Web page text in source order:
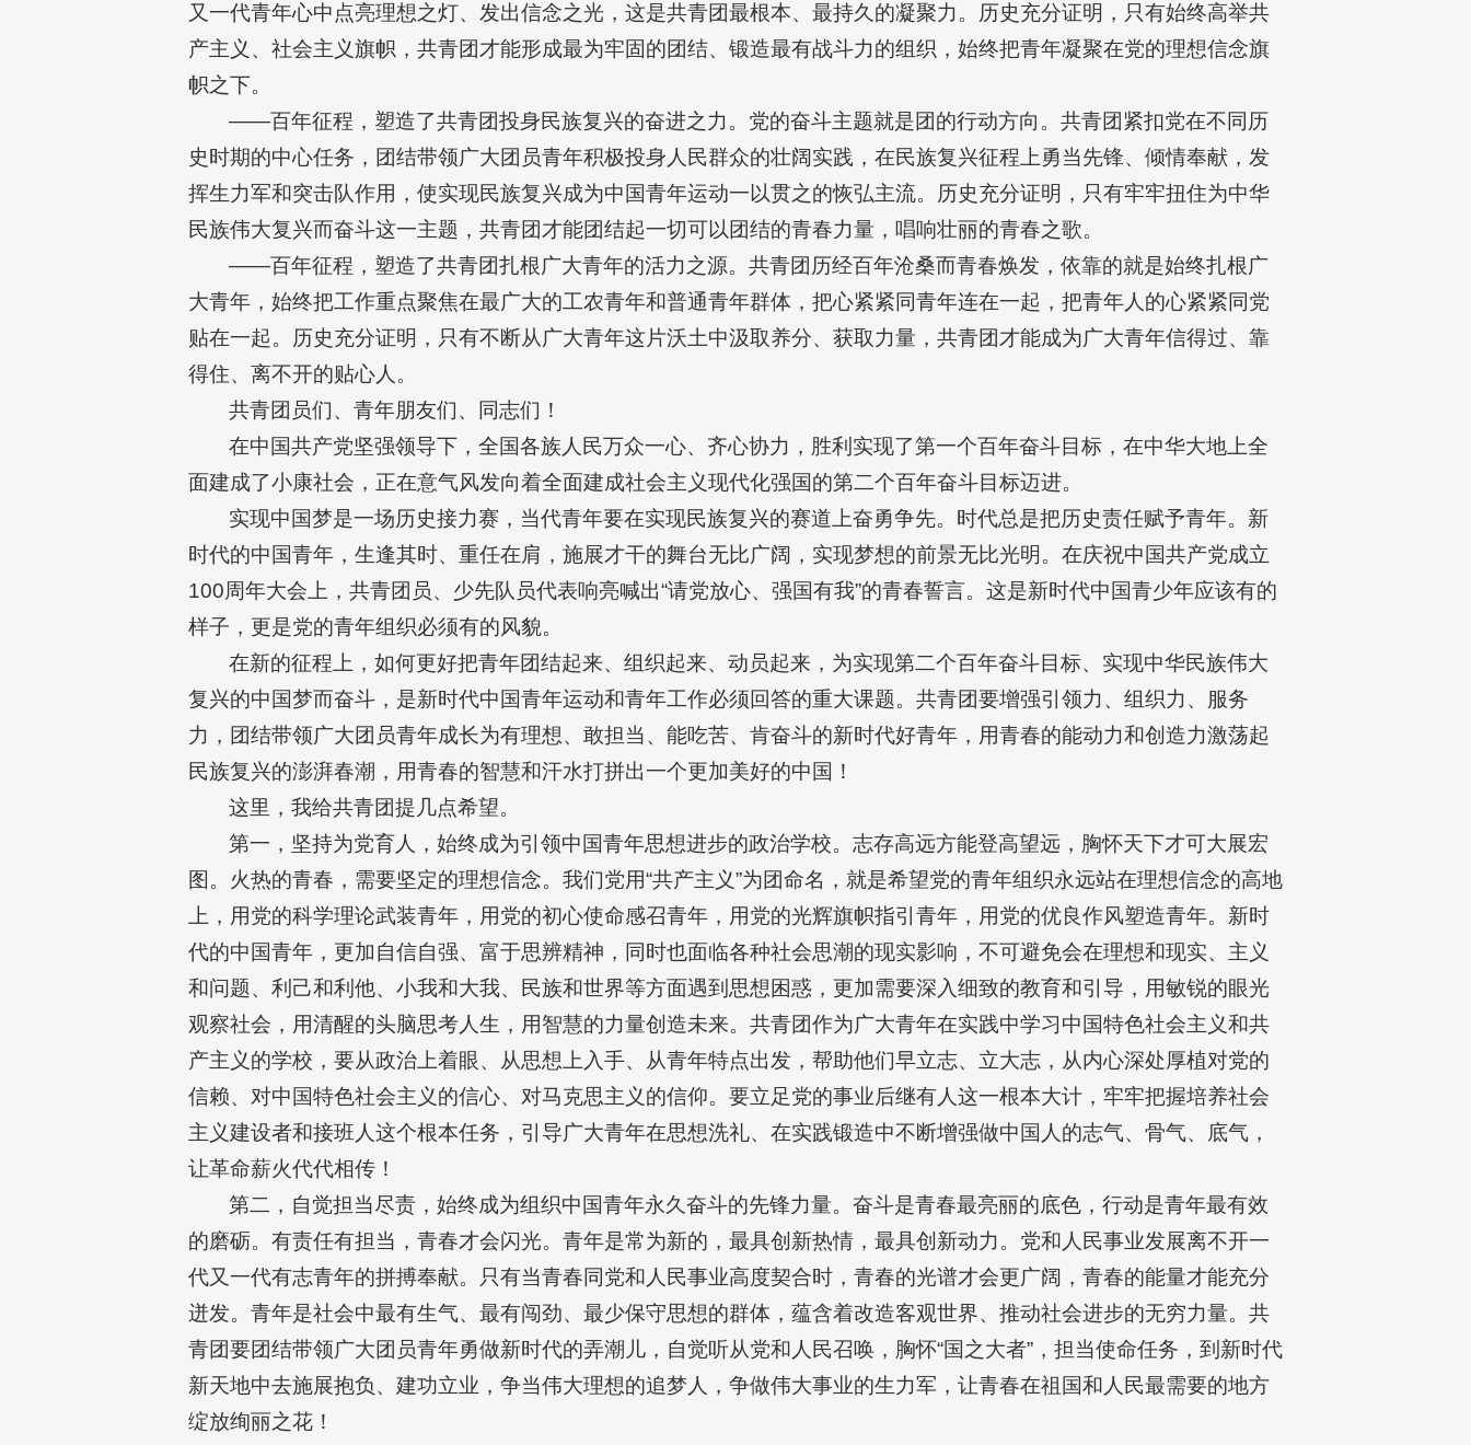
又一代青年心中点亮理想之灯、发出信念之光，这是共青团最根本、最持久的凝聚力。历史充分证明，只有始终高举共
产主义、社会主义旗帜，共青团才能形成最为牢固的团结、锻造最有战斗力的组织，始终把青年凝聚在党的理想信念旗
帜之下。
——百年征程，塑造了共青团投身民族复兴的奋进之力。党的奋斗主题就是团的行动方向。共青团紧扣党在不同历
史时期的中心任务，团结带领广大团员青年积极投身人民群众的壮阔实践，在民族复兴征程上勇当先锋、倾情奉献，发
挥生力军和突击队作用，使实现民族复兴成为中国青年运动一以贯之的恢弘主流。历史充分证明，只有牢牢扭住为中华
民族伟大复兴而奋斗这一主题，共青团才能团结起一切可以团结的青春力量，唱响壮丽的青春之歌。
——百年征程，塑造了共青团扎根广大青年的活力之源。共青团历经百年沧桑而青春焕发，依靠的就是始终扎根广
大青年，始终把工作重点聚焦在最广大的工农青年和普通青年群体，把心紧紧同青年连在一起，把青年人的心紧紧同党
贴在一起。历史充分证明，只有不断从广大青年这片沃土中汲取养分、获取力量，共青团才能成为广大青年信得过、靠
得住、离不开的贴心人。
共青团员们、青年朋友们、同志们！
在中国共产党坚强领导下，全国各族人民万众一心、齐心协力，胜利实现了第一个百年奋斗目标，在中华大地上全
面建成了小康社会，正在意气风发向着全面建成社会主义现代化强国的第二个百年奋斗目标迈进。
实现中国梦是一场历史接力赛，当代青年要在实现民族复兴的赛道上奋勇争先。时代总是把历史责任赋予青年。新
时代的中国青年，生逢其时、重任在肩，施展才干的舞台无比广阔，实现梦想的前景无比光明。在庆祝中国共产党成立
100周年大会上，共青团员、少先队员代表响亮喊出“请党放心、强国有我”的青春誓言。这是新时代中国青少年应该有的
样子，更是党的青年组织必须有的风貌。
在新的征程上，如何更好把青年团结起来、组织起来、动员起来，为实现第二个百年奋斗目标、实现中华民族伟大
复兴的中国梦而奋斗，是新时代中国青年运动和青年工作必须回答的重大课题。共青团要增强引领力、组织力、服务
力，团结带领广大团员青年成长为有理想、敢担当、能吃苦、肯奋斗的新时代好青年，用青春的能动力和创造力激荡起
民族复兴的澎湃春潮，用青春的智慧和汗水打拼出一个更加美好的中国！
这里，我给共青团提几点希望。
第一，坚持为党育人，始终成为引领中国青年思想进步的政治学校。志存高远方能登高望远，胸怀天下才可大展宏
图。火热的青春，需要坚定的理想信念。我们党用“共产主义”为团命名，就是希望党的青年组织永远站在理想信念的高地
上，用党的科学理论武装青年，用党的初心使命感召青年，用党的光辉旗帜指引青年，用党的优良作风塑造青年。新时
代的中国青年，更加自信自强、富于思辨精神，同时也面临各种社会思潮的现实影响，不可避免会在理想和现实、主义
和问题、利己和利他、小我和大我、民族和世界等方面遇到思想困惑，更加需要深入细致的教育和引导，用敏锐的眼光
观察社会，用清醒的头脑思考人生，用智慧的力量创造未来。共青团作为广大青年在实践中学习中国特色社会主义和共
产主义的学校，要从政治上着眼、从思想上入手、从青年特点出发，帮助他们早立志、立大志，从内心深处厚植对党的
信赖、对中国特色社会主义的信心、对马克思主义的信仰。要立足党的事业后继有人这一根本大计，牢牢把握培养社会
主义建设者和接班人这个根本任务，引导广大青年在思想洗礼、在实践锻造中不断增强做中国人的志气、骨气、底气，
让革命薪火代代相传！
第二，自觉担当尽责，始终成为组织中国青年永久奋斗的先锋力量。奋斗是青春最亮丽的底色，行动是青年最有效
的磨砺。有责任有担当，青春才会闪光。青年是常为新的，最具创新热情，最具创新动力。党和人民事业发展离不开一
代又一代有志青年的拼搏奉献。只有当青春同党和人民事业高度契合时，青春的光谱才会更广阔，青春的能量才能充分
迸发。青年是社会中最有生气、最有闯劲、最少保守思想的群体，蕴含着改造客观世界、推动社会进步的无穷力量。共
青团要团结带领广大团员青年勇做新时代的弄潮儿，自觉听从党和人民召唤，胸怀“国之大者”，担当使命任务，到新时代
新天地中去施展抱负、建功立业，争当伟大理想的追梦人，争做伟大事业的生力军，让青春在祖国和人民最需要的地方
绽放绚丽之花！